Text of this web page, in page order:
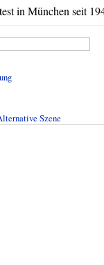
in München seit
Szene